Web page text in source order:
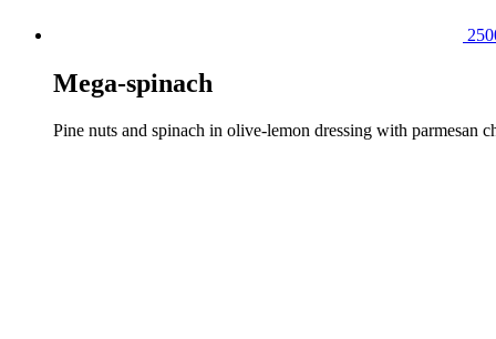
Mega-spinach
Pine nuts and spinach in olive-lemon dressing with parmesan